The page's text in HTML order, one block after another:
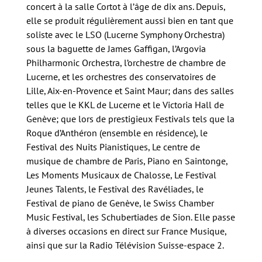
concert à la salle Cortot à l’âge de dix ans. Depuis,
elle se produit régulièrement aussi bien en tant que
soliste avec le LSO (Lucerne Symphony Orchestra)
sous la baguette de James Gaffigan, l’Argovia
Philharmonic Orchestra, l’orchestre de chambre de
Lucerne, et les orchestres des conservatoires de
Lille, Aix-en-Provence et Saint Maur; dans des salles
telles que le KKL de Lucerne et le Victoria Hall de
Genève; que lors de prestigieux Festivals tels que la
Roque d’Anthéron (ensemble en résidence), le
Festival des Nuits Pianistiques, Le centre de
musique de chambre de Paris, Piano en Saintonge,
Les Moments Musicaux de Chalosse, Le Festival
Jeunes Talents, le Festival des Ravéliades, le
Festival de piano de Genève, le Swiss Chamber
Music Festival, les Schubertiades de Sion. Elle passe
à diverses occasions en direct sur France Musique,
ainsi que sur la Radio Télévision Suisse-espace 2.